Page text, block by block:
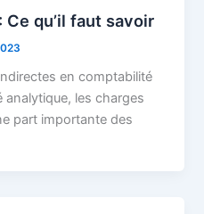
qu’il faut savoir
en comptabilité
les charges
part importante des